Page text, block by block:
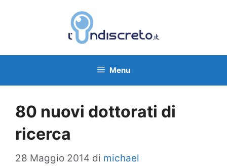
Menu
80 nuovi dottorati di
ricerca
28 Maggio 2014 di michael